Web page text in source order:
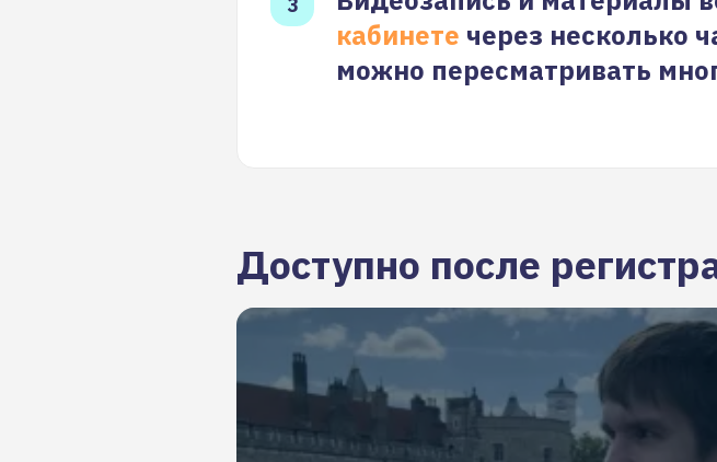
кабинете через несколько
можно пересматривать
Доступно после